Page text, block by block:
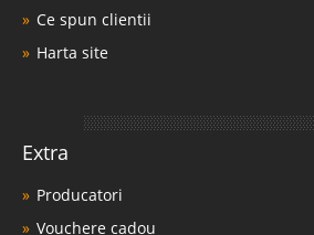
Ce spun clientii
Harta site
Extra
Producatori
Vouchere cadou